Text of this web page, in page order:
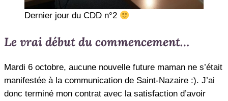
Dernier jour du CDD n°2
Le vrai début du commencement…
Mardi 6 octobre, aucune nouvelle future maman ne s’était
manifestée à la communication de Saint-Nazaire :). J’ai
donc terminé mon contrat avec la satisfaction d’avoir